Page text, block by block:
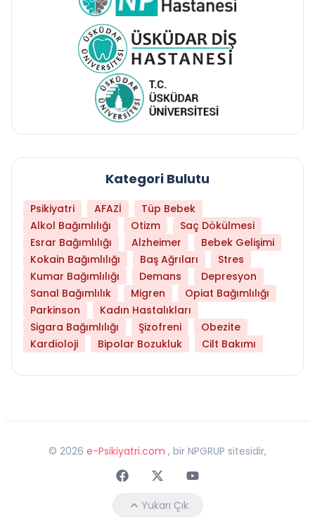
Kategori Bulutu
Psikiyatri AFAZİ
Tüp Bebek
Alkol Bağımlılığı
Otizm
Saç Dökülmesi
Esrar Bağımlılığı
Alzheimer
Bebek Gelişimi
Kokain Bağımlılığı
Baş Ağrıları
Stres
Kumar Bağımlılığı
Demans
Depresyon
Sanal Bağımlılık
Migren
Opiat Bağımlılığı
Parkinson
Kadın Hastalıkları
Sigara Bağımlılığı
Şizofreni
Obezite
Kardioloji
Bipolar Bozukluk Cilt Bakımı
© 2026 e-Psikiyatri.com , bir NPGRUP sitesidir,
FaceebokTwitterYoutube
Yukarı Çık